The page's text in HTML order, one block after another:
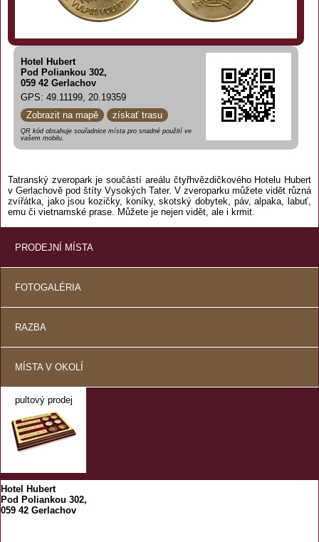
Hotel Hubert
Pod Poliankou 302,
059 42 Gerlachov
GPS: 49.11199, 20.19359
Zobrazit na mapě
získať trasu
QR kód obsahuje souřadnice místa pro snadné použití ve
vašem mobilu.
Tatranský zveropark je součástí areálu čtyřhvězdičkového Hotelu Hubert
v Gerlachově pod štíty Vysokých Tater. V zveroparku můžete vidět různá
zvířátka, jako jsou kozičky, koníky, skotský dobytek, páv, alpaka, labuť,
emu či vietnamské prase. Můžete je nejen vidět, ale i krmit.
PRODEJNÍ MÍSTA
FOTOGALÉRIA
RAZBA
MÍSTA V OKOLÍ
pultový prodej
Hotel Hubert
Pod Poliankou 302,
059 42 Gerlachov